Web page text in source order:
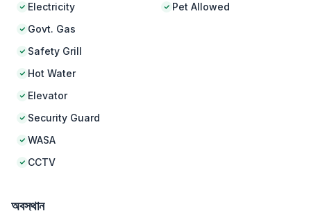
Electricity
Govt. Gas
Safety Grill
Hot Water
Elevator
Security Guard
WASA
CCTV
Pet Allowed
অবস্থান